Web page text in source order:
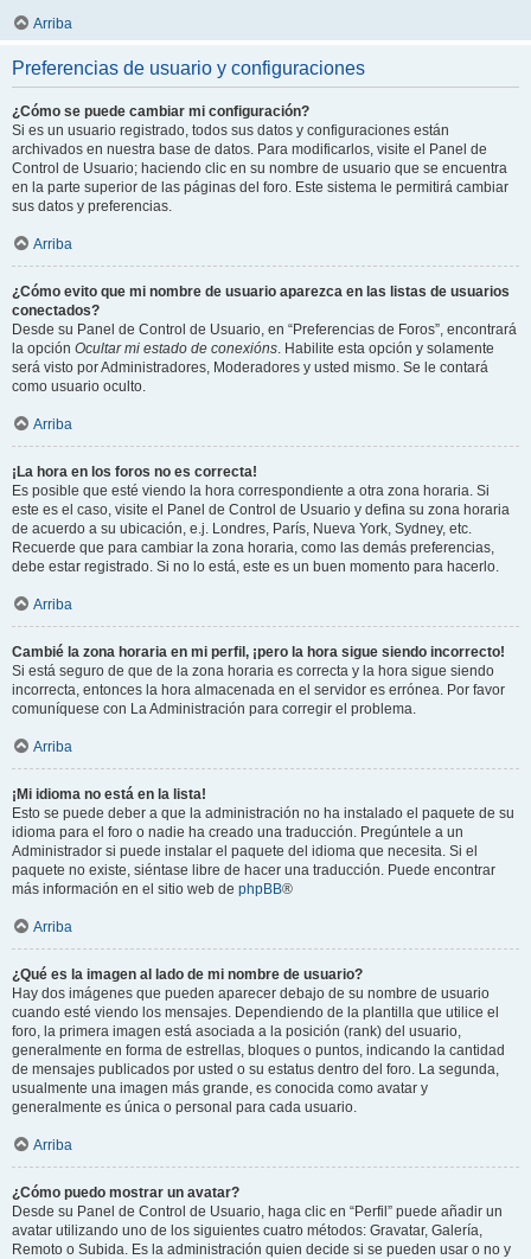
Arriba
Preferencias de usuario y configuraciones
¿Cómo se puede cambiar mi configuración?
Si es un usuario registrado, todos sus datos y configuraciones están
archivados en nuestra base de datos. Para modificarlos, visite el Panel de
Control de Usuario; haciendo clic en su nombre de usuario que se encuentra
en la parte superior de las páginas del foro. Este sistema le permitirá cambiar
sus datos y preferencias.
Arriba
¿Cómo evito que mi nombre de usuario aparezca en las listas de usuarios
conectados?
Desde su Panel de Control de Usuario, en “Preferencias de Foros”, encontrará
la opción Ocultar mi estado de conexións. Habilite esta opción y solamente
será visto por Administradores, Moderadores y usted mismo. Se le contará
como usuario oculto.
Arriba
¡La hora en los foros no es correcta!
Es posible que esté viendo la hora correspondiente a otra zona horaria. Si
este es el caso, visite el Panel de Control de Usuario y defina su zona horaria
de acuerdo a su ubicación, e.j. Londres, París, Nueva York, Sydney, etc.
Recuerde que para cambiar la zona horaria, como las demás preferencias,
debe estar registrado. Si no lo está, este es un buen momento para hacerlo.
Arriba
Cambié la zona horaria en mi perfil, ¡pero la hora sigue siendo incorrecto!
Si está seguro de que de la zona horaria es correcta y la hora sigue siendo
incorrecta, entonces la hora almacenada en el servidor es errónea. Por favor
comuníquese con La Administración para corregir el problema.
Arriba
¡Mi idioma no está en la lista!
Esto se puede deber a que la administración no ha instalado el paquete de su
idioma para el foro o nadie ha creado una traducción. Pregúntele a un
Administrador si puede instalar el paquete del idioma que necesita. Si el
paquete no existe, siéntase libre de hacer una traducción. Puede encontrar
más información en el sitio web de phpBB®
Arriba
¿Qué es la imagen al lado de mi nombre de usuario?
Hay dos imágenes que pueden aparecer debajo de su nombre de usuario
cuando esté viendo los mensajes. Dependiendo de la plantilla que utilice el
foro, la primera imagen está asociada a la posición (rank) del usuario,
generalmente en forma de estrellas, bloques o puntos, indicando la cantidad
de mensajes publicados por usted o su estatus dentro del foro. La segunda,
usualmente una imagen más grande, es conocida como avatar y
generalmente es única o personal para cada usuario.
Arriba
¿Cómo puedo mostrar un avatar?
Desde su Panel de Control de Usuario, haga clic en “Perfil” puede añadir un
avatar utilizando uno de los siguientes cuatro métodos: Gravatar, Galería,
Remoto o Subida. Es la administración quien decide si se pueden usar o no y